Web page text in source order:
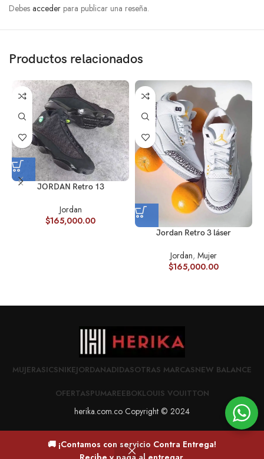
🚚 ¡Contamos con servicio Contra Entrega!
Debesacceder para publicar una reseña.
Productos relacionados
JORDAN Retro 13
Jordan
$165,000.00
Jordan Retro 3 láser
Jordan, Mujer
$165,000.00
MUJERASICSNIKEJORDANADIDASOTRAS MARCASNEW BALANCE
OFERTASPUMAREEBOKLOUIS VOUITTON
herika.com.co Copyright © 2024